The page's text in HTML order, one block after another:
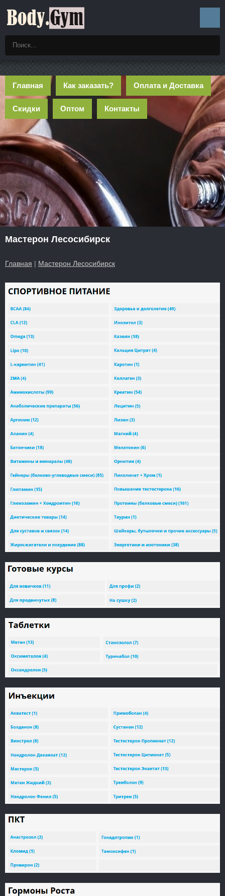
Главная Как заказать? Оплата и Доставка
Скидки Оптом Контакты
Мастерон Лесосибирск
Главная | Мастерон Лесосибирск